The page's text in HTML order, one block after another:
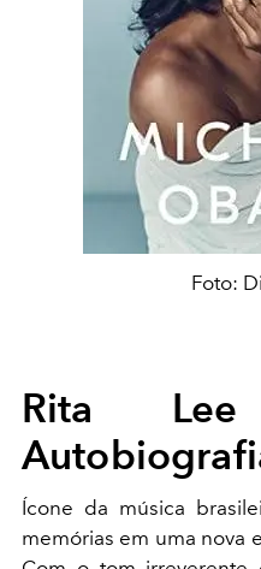
Foto:
Rita
Ícone da música
memórias em uma nova